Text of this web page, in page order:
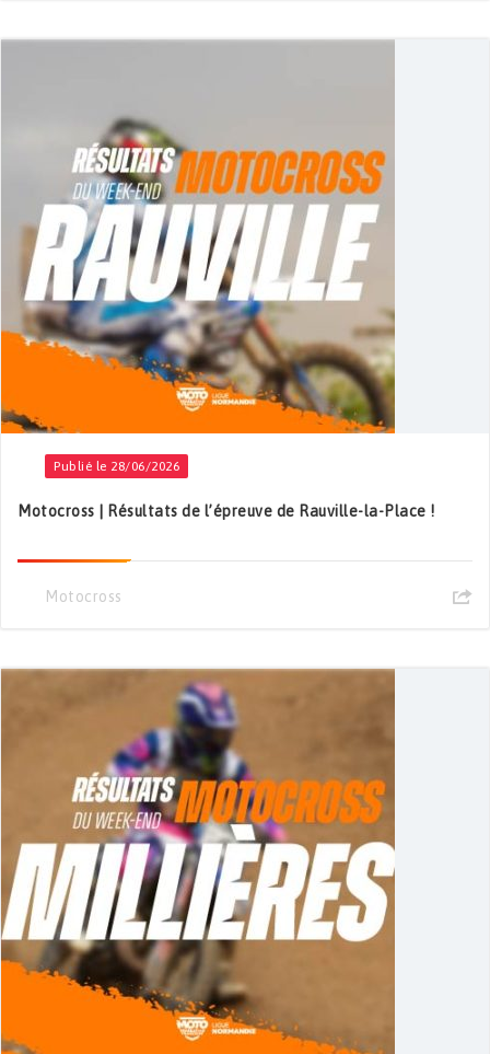
Publié le 28/06/2026
Motocross | Résultats de l’épreuve de Rauville-la-Place !
Motocross